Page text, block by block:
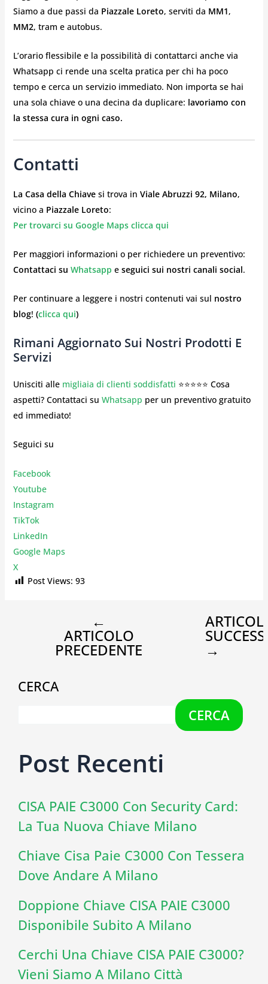
Siamo a due passi da Piazzale Loreto, serviti da MM1,
MM2, tram e autobus.
L’orario flessibile e la possibilità di contattarci anche via
Whatsapp ci rende una scelta pratica per chi ha poco
tempo e cerca un servizio immediato. Non importa se hai
una sola chiave o una decina da duplicare: lavoriamo con
la stessa cura in ogni caso.
Contatti
La Casa della Chiavesi trova in Viale Abruzzi 92, Milano,
vicino a Piazzale Loreto:
Per trovarci su Google Maps clicca qui
Per maggiori informazioni o per richiedere un preventivo:
Contattaci su Whatsapp e seguici sui nostri canali social.
Per continuare a leggere i nostri contenuti vai sul nostro
blog! (clicca qui)
Rimani Aggiornato Sui Nostri Prodotti E
Servizi
Unisciti alle migliaia di clienti soddisfatti ⭐⭐⭐⭐⭐ Cosa
aspetti? Contattaci su Whatsapp per un preventivo gratuito
ed immediato!
Seguici su
Facebook
Youtube
Instagram
TikTok
LinkedIn
Google Maps
X
Post Views: 93
←
ARTICOLO
PRECEDENTE →
CERCA
CERCA
Post Recenti
CISA PAIE C3000 Con Security Card:
La Tua Nuova Chiave Milano
Chiave Cisa Paie C3000 Con Tessera
Dove Andare A Milano
Doppione Chiave CISA PAIE C3000
Disponibile Subito A Milano
Cerchi Una Chiave CISA PAIE C3000?
Vieni Siamo A Milano Città